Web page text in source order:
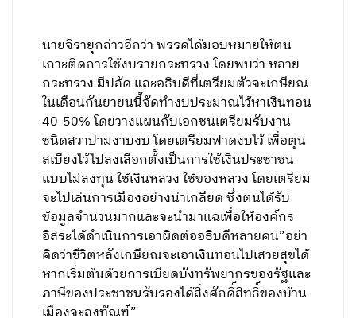
นายจิรายุกล่าวอีกว่า พรรคได้มอบหมายให้ตน
เกาะติดการใช้งบรายกระทรวง โดยพบว่า หลาย
กระทรวง มีปลัด และอธิบดีที่เตรียมตัวจะเกษียณ
ในเดือนกันยายนนี้จัดทำงบประมาณไว้หาเงินทอน
40-50% โดยวางแผนกับเอกชนเตรียมรับงาน
ชนิดสวาปามงาบงบ โดยเตรียมฟาดงบไว้ เพื่อตุน
สเบียงไว้ไปลงเลือกตั้งเป็นการใช้เงินประชาชน
แบบไม่ลงทุน ใช้เงินหลวง ใช้ของหลวง โดยเตรียม
จะไปเล่นการเมืองอย่างน่าเกลียด ซึ่งตนได้รับ
ข้อมูลจำนวนมากและจะนำมาแฉเพื่อให้องค์กร
อิสระได้ดำเนินการเอาผิดต่ออธิบดีหลายคน”อย่า
คิดว่าชีวิตหลังเกษียณจะเอาเงินทอนไปเสวยสุขได้
หากเริ่มต้นด้วยการเบียดบังทรัพยากรของรัฐและ
ภาษีของประชาชนรับรองได้สิ่งศักดิ์สิทธิ์ของบ้าน
เมืองจะลงทัณฑ์”